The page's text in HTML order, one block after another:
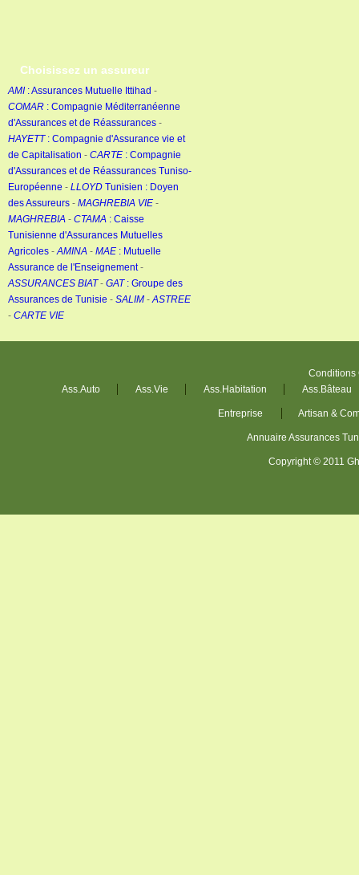
Choisissez un assureur
AMI: Assurances Mutuelle Ittihad -
COMAR : Compagnie Méditerranéenne
d'Assurances et de Réassurances -
HAYETT: Compagnie d'Assurance vie et
de Capitalisation - CARTE : Compagnie
d'Assurances et de Réassurances Tuniso-
Européenne - LLOYD Tunisien : Doyen
des Assureurs - MAGHREBIA VIE -
MAGHREBIA - CTAMA : Caisse
Tunisienne d'Assurances Mutuelles
Agricoles -AMINA - MAE : Mutuelle
Assurance de l'Enseignement-
ASSURANCES BIAT- GAT: Groupe des
Assurances de Tunisie - SALIM -ASTREE
- CARTE VIE
Conditions
Ass.Auto
Ass.Vie Ass.Habitation Ass.Bâteau
Entreprise Artisan &
Annuaire Assurances
Copyright © 2011